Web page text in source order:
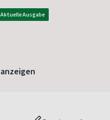
Aktuelle Ausgabe